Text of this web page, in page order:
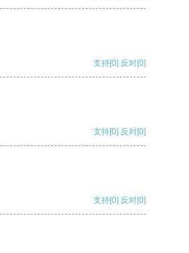
支持[0] 反对[0]
支持[0] 反对[0]
支持[0] 反对[0]